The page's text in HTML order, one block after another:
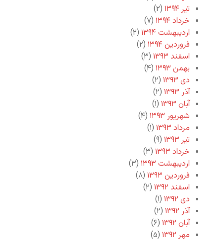
تیر ۱۳۹۴
(۲)
خرداد ۱۳۹۴
(۷)
اردیبهشت ۱۳۹۴
(۲)
فروردین ۱۳۹۴
(۲)
اسفند ۱۳۹۳
(۳)
بهمن ۱۳۹۳
(۴)
دی ۱۳۹۳
(۲)
آذر ۱۳۹۳
(۲)
آبان ۱۳۹۳
(۱)
شهریور ۱۳۹۳
(۴)
مرداد ۱۳۹۳
(۱)
تیر ۱۳۹۳
(۹)
خرداد ۱۳۹۳
(۳)
اردیبهشت ۱۳۹۳
(۳)
فروردین ۱۳۹۳
(۸)
اسفند ۱۳۹۲
(۲)
دی ۱۳۹۲
(۱)
آذر ۱۳۹۲
(۲)
آبان ۱۳۹۲
(۶)
مهر ۱۳۹۲
(۵)